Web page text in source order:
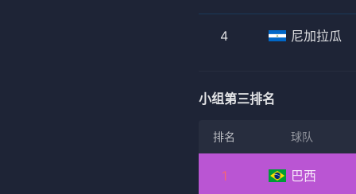
4 尼加拉瓜
小组第三排名
排名 球队
1 巴西